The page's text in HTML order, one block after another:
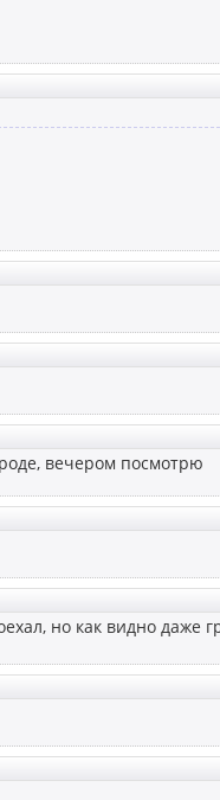
вечером посмотрю
но как видно даже